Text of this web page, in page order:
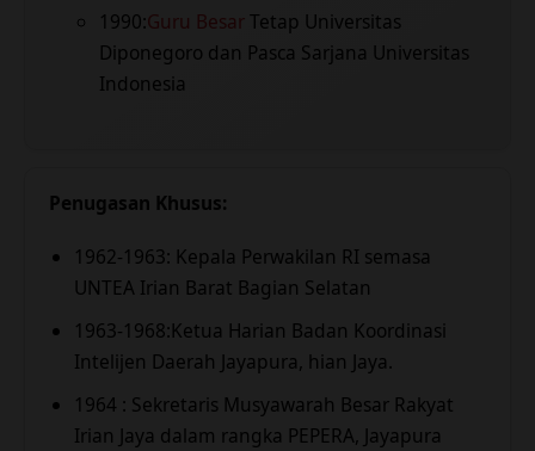
1990:Guru BesarTetap Universitas
Diponegoro dan Pasca Sarjana Universitas
Indonesia
Penugasan Khusus:
1962-1963: Kepala Perwakilan RI semasa
UNTEA Irian Barat Bagian Selatan
1963-1968:Ketua Harian Badan Koordinasi
Intelijen Daerah Jayapura, hian Jaya.
1964 : Sekretaris Musyawarah Besar Rakyat
Irian Jaya dalam rangka PEPERA, Jayapura